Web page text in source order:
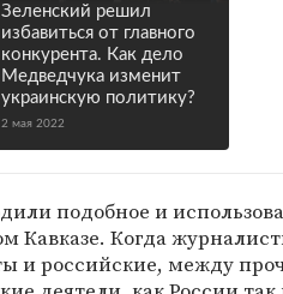
Зеленский решил
избавиться от главного
конкурента. Как дело
Медведчука изменит
украинскую политику?
2 мая 2022
подобное и
Кавказе. Когда
и российские, между